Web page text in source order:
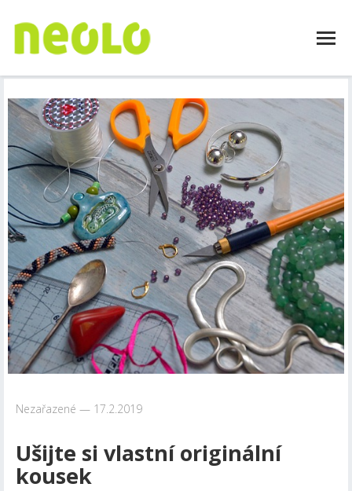
Nezařazené 17.2.2019
Ušijte si vlastní originální
kousek